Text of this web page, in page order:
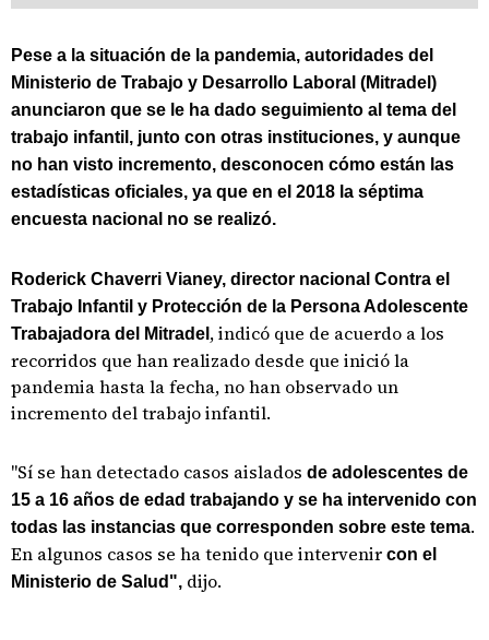
Pese a la situación de la pandemia, autoridades del
Ministerio de Trabajo y Desarrollo Laboral (Mitradel)
anunciaron que se le ha dado seguimiento al tema del
trabajo infantil, junto con otras instituciones, y aunque
no han visto incremento, desconocen cómo están las
estadísticas oficiales, ya que en el 2018 la séptima
encuesta nacional no se realizó.
Roderick Chaverri Vianey, director nacional Contra el
Trabajo Infantil y Protección de la Persona Adolescente
Trabajadora del Mitradel , indicó que de acuerdo a los
recorridos que han realizado desde que inició la
pandemia hasta la fecha, no han observado un
incremento del trabajo infantil.
"Sí se han detectado casos aislados de adolescentes de
15 a 16 años de edad trabajando y se ha intervenido con
todas las instancias que corresponden sobre este tema.
En algunos casos se ha tenido que intervenir con el
Ministerio de Salud", dijo.